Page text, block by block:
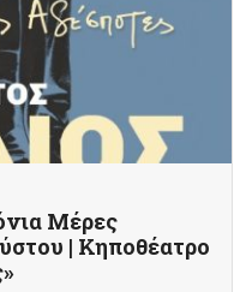
Μέρες
| Κηποθέατρο